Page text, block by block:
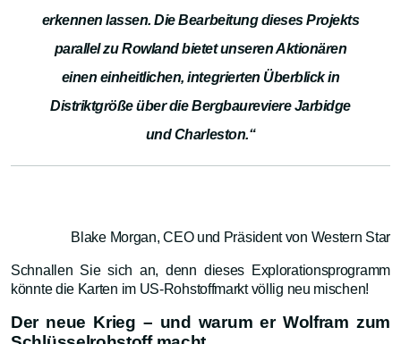
erkennen lassen. Die Bearbeitung dieses Projekts
parallel zu Rowland bietet unseren Aktionären
einen einheitlichen, integrierten Überblick in
Distriktgröße über die Bergbaureviere Jarbidge
und Charleston.“
Blake Morgan, CEO und Präsident von Western Star
Schnallen Sie sich an, denn dieses Explorationsprogramm
könnte die Karten im US-Rohstoffmarkt völlig neu mischen!
Der neue Krieg – und warum er Wolfram zum